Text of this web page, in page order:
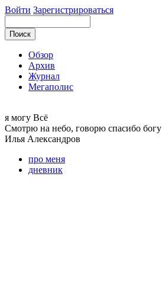
Войти Зарегистрироваться
Обзор
Архив
Журнал
Мегаполис
я могу Всё
Смотрю на небо, говорю спасибо богу
Илья Александров
про меня
дневник